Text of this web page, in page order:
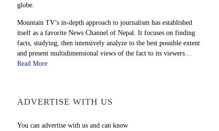
globe.
Mountain TV’s in-depth approach to journalism has established
itself as a favorite News Channel of Nepal. It focuses on finding
facts, studying, then intensively analyze to the best possible extent
and present multidimensional views of the fact to its viewers…
Read More
ADVERTISE WITH US
You can advertise with us and can know